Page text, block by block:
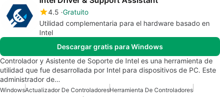
4.5 Gratuito
Utilidad complementaria para el hardware basado en
Intel
Descargar gratis para Windows
Controlador y Asistente de Soporte de Intel es una herramienta de
utilidad que fue desarrollada por Intel para dispositivos de PC. Este
administrador de…
WindowsActualizador De ControladoresHerramienta De Controladores